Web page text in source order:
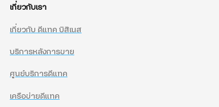
เกี่ยวกับเรา
เกี่ยวกับ ดีแทค บิสิเนส
บริการหลังการขาย
ศูนย์บริการดีแทค
เครือข่ายดีแทค